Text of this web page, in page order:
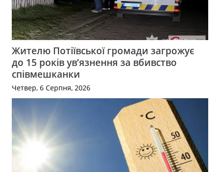
Жителю Потіївської громади загрожує
до 15 років ув’язнення за вбивство
співмешканки
Четвер, 6 Серпня, 2026